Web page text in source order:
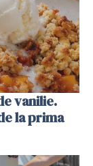
vanilie.
la prima